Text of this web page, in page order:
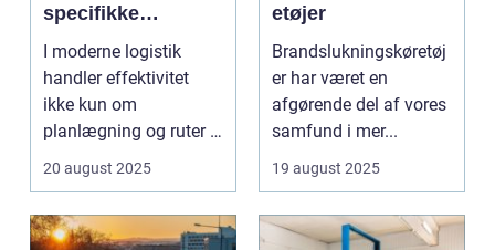
specifikke
logistiske opgaver
I moderne logistik
handler effektivitet
ikke kun om
planlægning og ruter –
det handler i...
20 august 2025
etøjer
Brandslukningskøretøj
er har været en
afgørende del af vores
samfund i mer...
19 august 2025